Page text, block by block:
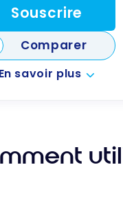
Souscrire
Comparer
savoir plus